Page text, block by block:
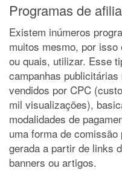
Programas de
Existem inúmeros
muitos mesmo, por
ou quais, utilizar. Esse
campanhas
vendidos por CPC
mil visualizações),
modalidades de
uma forma de
gerada a partir de links
banners ou artigos.